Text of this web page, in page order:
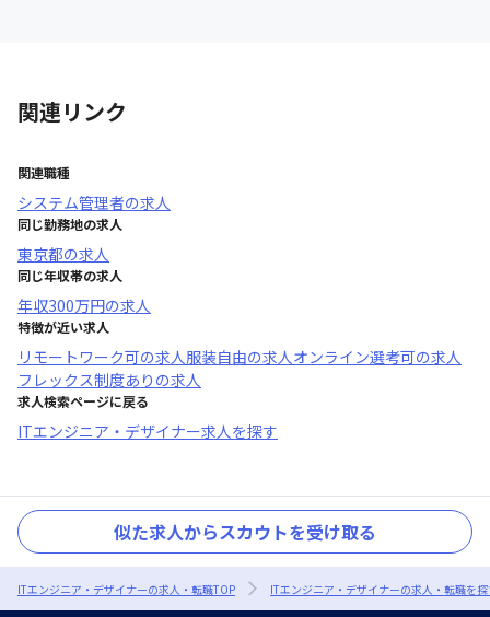
関連リンク
関連職種
システム管理者の求人
同じ勤務地の求人
東京都の求人
同じ年収帯の求人
年収300万円の求人
特徴が近い求人
リモートワーク可の求人服装自由の求人オンライン選考可の求人
フレックス制度あり の求人
求人検索ページに戻る
ITエンジニア・デザイナー求人を探す
似た求人からスカウトを受け取る
ITエンジニア・デザイナーの求人・転職TOP ITエンジニア・デザイナーの求人・転職を